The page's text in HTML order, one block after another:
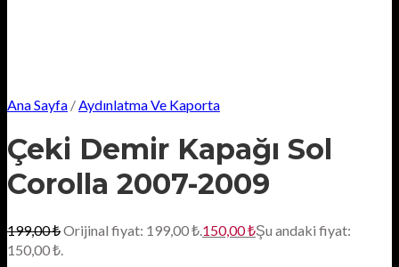
Ana Sayfa /Aydınlatma Ve Kaporta
Çeki Demir Kapağı Sol
Corolla 2007-2009
199,00₺Orijinal fiyat: 199,00 ₺.150,00₺Şu andaki fiyat:
150,00 ₺.